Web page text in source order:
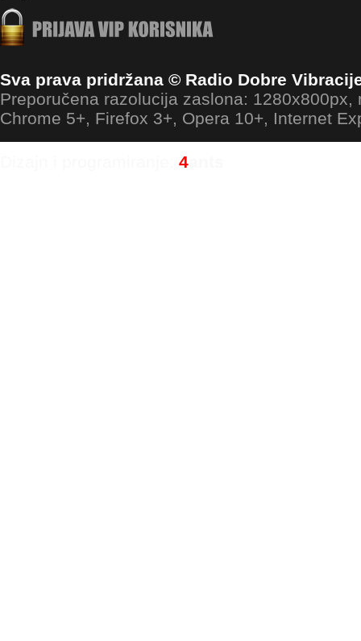
Sva prava pridržana © Radio Dobre
Preporučena razolucija zaslona: 1280x800px,
Chrome 5+, Firefox 3+, Opera 10+, Internet
4